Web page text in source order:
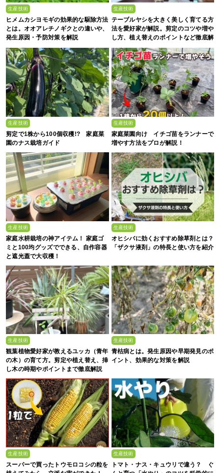
生産技術
ヒメムカシヨモギの効果的な駆除方法
とは。オオアレチノギクとの違いや、
発生原因・予防対策を解説
生産技術
テーブルヤシを大きく美しく育てる方
法を愛好家が解説。剪定のコツや増や
し方、植え替えのポイントなど徹底解
剖
生産技術
剪定で1株から100個収穫!? 家庭菜
園のナス栽培ガイド
生産技術
家庭菜園向け イチゴ苗をランナーで
増やす方法をプロが解説！
生産技術
家庭水耕栽培の神アイテム！ 家庭ゴ
ミと100均グッズでできる、自作容器
と遮光蓋で大収穫！
生産技術
オヒシバに効くおすすめ除草剤とは？
「ザクサ液剤」の特長と使い方を紹介
生産技術
観葉植物愛好家が教えるユッカ（青年
の木）の育て方。剪定や植え替え、挿
し木の時期やポイントまで徹底解説
生産技術
青枯病とは。発生原因や早期発見のポ
イント、効果的な対策を解説
生産技術
スーパーで買ったトウモロコシの粒を
生産技術
トマト・ナス・キュウリで違う？ ぐ